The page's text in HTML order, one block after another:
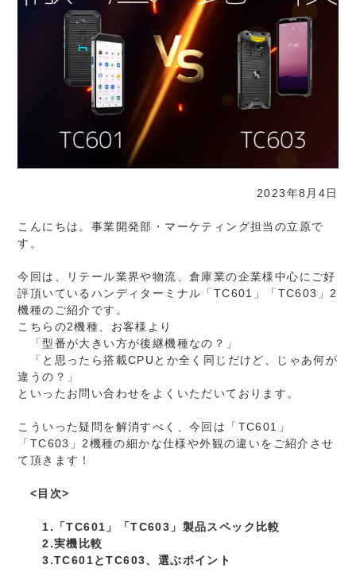
2023年8月4日
こんにちは。事業開発部・マーケティング担当の立原で
す。
今回は、リテール業界や物流、倉庫業の企業様中心にご好
評頂いているハンディターミナル「TC601」「TC603」2
機種のご紹介です。
こちらの2機種、お客様より
「型番が大きい方が後継機種なの？」
「と思ったら搭載CPUとか全く同じだけど、じゃあ何が
違うの？」
といったお問い合わせをよくいただいております。
こういった疑問を解消すべく、今回は「TC601」
「TC603」2機種の細かな仕様や外観の違いをご紹介させ
て頂きます！
<目次>
1.「TC601」「TC603」製品スペック比較
2.実機比較
3.TC601とTC603、選ぶポイント